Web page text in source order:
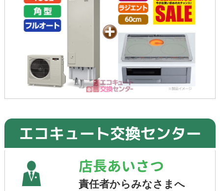
エコキュート交換センター
店長あいさつ
責任者からみなさまへ